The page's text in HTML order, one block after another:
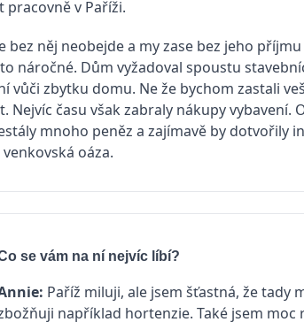
pracovně v Paříži.
bez něj neobejde a my zase bez jeho
náročné. Dům vyžadoval spoustu
vůči zbytku domu. Ne že bychom zastali
Nejvíc času však zabraly nákupy vybavení.
mnoho peněz a zajímavě by dotvořily
oáza.
se vám na ní nejvíc líbí?
Paříž miluji, ale jsem šťastná, že tady
například hortenzie. Také jsem